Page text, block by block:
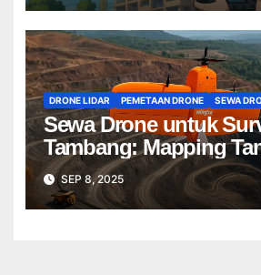
DRONE LIDAR PEMETAAN DRONE SEWA
Sewa Drone untuk
Tambang: Mapping
Profesional Lebih
SEP 8, 2025